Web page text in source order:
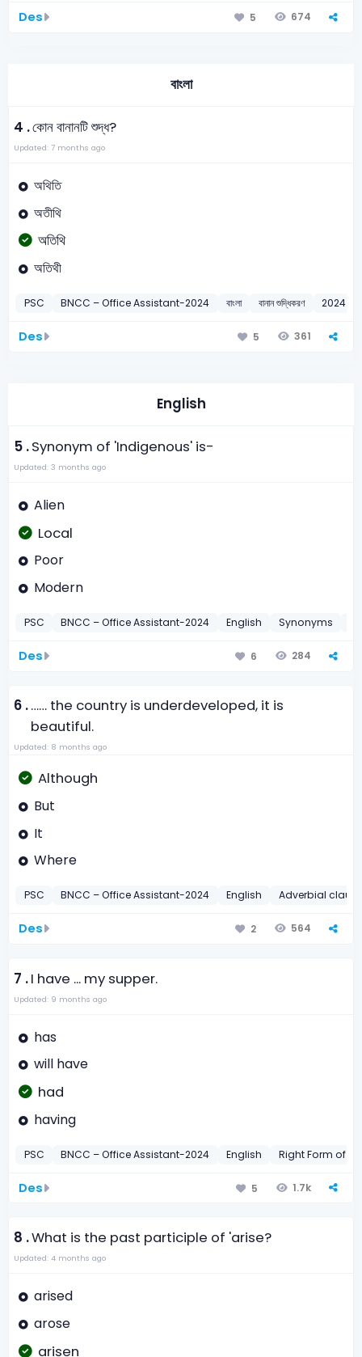
Des 5 674
বাংলা
4 .কোন বানানটি শুদ্ধ?
Updated: 7 months ago
অথিতি
অতীথি
অতিথি
অতিথী
PSC BNCC – Office Assistant-2024 বাংলা বানান শুদ্ধিকরণ 2024
Des 5 361
English
5 .Synonym of 'Indigenous' is-
Updated: 3 months ago
Alien
Local
Poor
Modern
PSC BNCC – Office Assistant-2024 English Synonyms
Des 6 284
6 .…… the country is underdeveloped, it is
beautiful.
Updated: 8 months ago
Although
But
It
Where
PSC BNCC – Office Assistant-2024 English Adverbial
Des 2 564
7 .I have ... my supper.
Updated: 9 months ago
has
will have
had
having
PSC BNCC – Office Assistant-2024 English Right Form of
Des 5 1.7k
8 .What is the past participle of 'arise?
Updated: 4 months ago
arised
arose
arisen